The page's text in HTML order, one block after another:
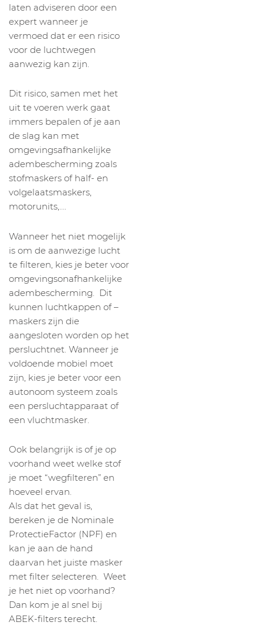
laten adviseren door een
expert wanneer je
vermoed dat er een risico
voor de luchtwegen
aanwezig kan zijn.
Dit risico, samen met het
uit te voeren werk gaat
immers bepalen of je aan
de slag kan met
omgevingsafhankelijke
adembescherming zoals
stofmaskers of half- en
volgelaatsmaskers,
motorunits,….
Wanneer het niet mogelijk
is om de aanwezige lucht
te filteren, kies je beter voor
omgevingsonafhankelijke
adembescherming. Dit
kunnen luchtkappen of –
maskers zijn die
aangesloten worden op het
persluchtnet. Wanneer je
voldoende mobiel moet
zijn, kies je beter voor een
autonoom systeem zoals
een persluchtapparaat of
een vluchtmasker.
Ook belangrijk is of je op
voorhand weet welke stof
je moet “wegfilteren” en
hoeveel ervan.
Als dat het geval is,
bereken je de Nominale
ProtectieFactor (NPF) en
kan je aan de hand
daarvan het juiste masker
met filter selecteren. Weet
je het niet op voorhand?
Dan kom je al snel bij
ABEK-filters terecht.